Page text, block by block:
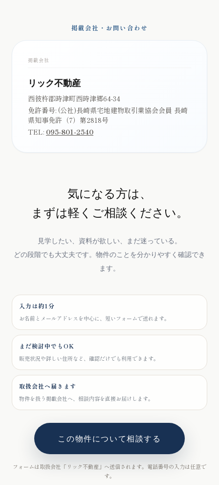
掲載会社・お問い合わせ
掲載会社
リック不動産
西彼杵郡時津町西時津郷64-34
免許番号: (公社)長崎県宅地建物取引業協会会員 長崎
県知事免許（7）第2818号
TEL: 095-801-2540
気になる方は、
まずは軽くご相談ください。
見学したい、資料が欲しい、まだ迷っている。
どの段階でも大丈夫です。物件のことを分かりやすく確認でき
ます。
入力は約1分
お名前とメールアドレスを中心に、短いフォームで送れます。
まだ検討中でもOK
販売状況や詳しい住所など、確認だけでも利用できます。
取扱会社へ届きます
物件を扱う掲載会社へ、相談内容を直接お届けします。
この物件について相談する
フォームは取扱会社「リック不動産」へ送信されます。電話番号の入力は任意で
す。